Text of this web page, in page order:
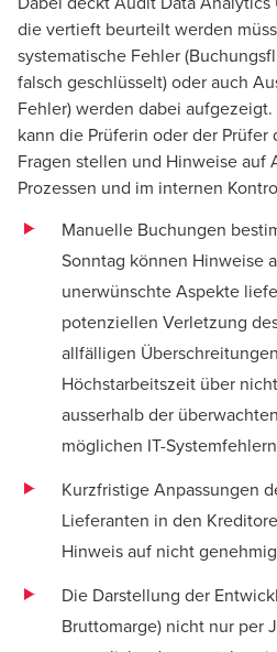
die vertieft beurteilt werden
systematische Fehler
falsch geschlüsselt) oder auch
Fehler) werden dabei
kann die Prüferin oder der
Fragen stellen und Hinweise auf
Prozessen und im internen
Manuelle Buchungen
Sonntag können Hinweise
unerwünschte Aspekte
potenziellen Verletzung
allfälligen
Höchstarbeitszeit über
ausserhalb der
möglichen IT-
Kurzfristige Anpassungen
Lieferanten in den
Hinweis auf nicht
Die Darstellung der
Bruttomarge) nicht nur per